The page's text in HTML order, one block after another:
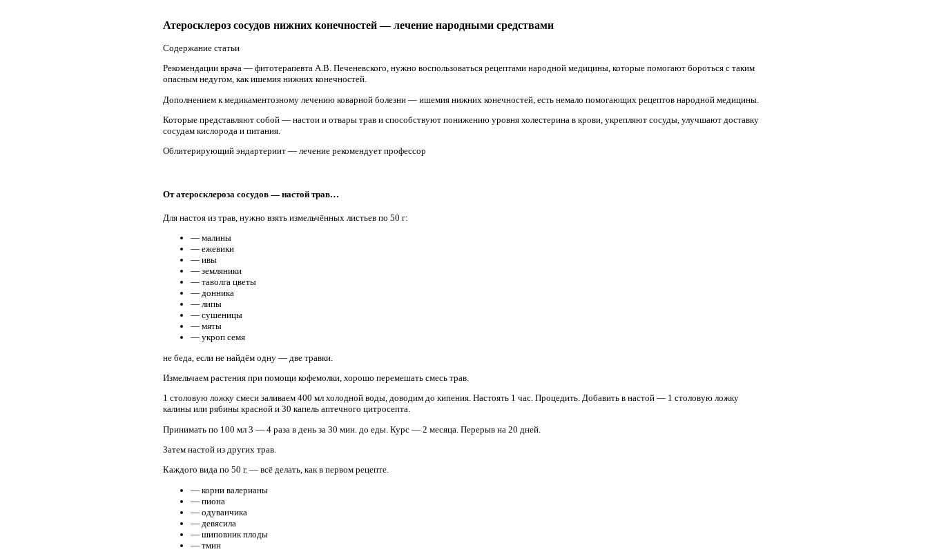
Атеросклероз сосудов нижних конечностей — лечение народными средствами
Содержание статьи
Рекомендации врача — фитотерапевта А.В. Печеневского, нужно воспользоваться рецептами народной медицины, которые помогают бороться с таким
опасным недугом, как ишемия нижних конечностей.
Дополнением к медикаментозному лечению коварной болезни — ишемия нижних конечностей, есть немало помогающих рецептов народной медицины.
Которые представляют собой — настои и отвары трав и способствуют понижению уровня холестерина в крови, укрепляют сосуды, улучшают доставку
сосудам кислорода и питания.
Облитерирующий эндартериит — лечение рекомендует профессор
От атеросклероза сосудов — настой трав…
Для настоя из трав, нужно взять измельчённых листьев по 50 г:
— малины
— ежевики
— ивы
— земляники
— таволга цветы
— донника
— липы
— сушеницы
— мяты
— укроп семя
не беда, если не найдём одну — две травки.
Измельчаем растения при помощи кофемолки, хорошо перемешать смесь трав.
1 столовую ложку смеси заливаем 400 мл холодной воды, доводим до кипения. Настоять 1 час. Процедить. Добавить в настой — 1 столовую ложку
калины или рябины красной и 30 капель аптечного цитросепта.
Принимать по 100 мл 3 — 4 раза в день за 30 мин. до еды. Курс — 2 месяца. Перерыв на 20 дней.
Затем настой из других трав.
Каждого вида по 50 г. — всё делать, как в первом рецепте.
— корни валерианы
— пиона
— одуванчика
— девясила
— шиповник плоды
— тмин